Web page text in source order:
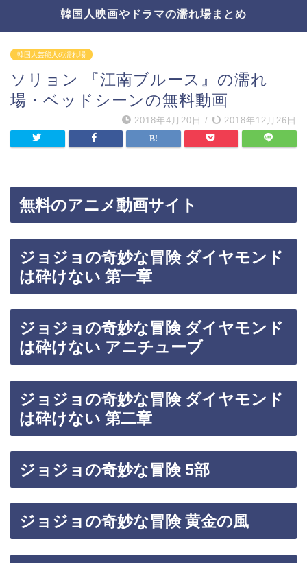
韓国人映画やドラマの濡れ場まとめ
韓国人芸能人の濡れ場
ソリョン 『江南ブルース』の濡れ
場・ベッドシーンの無料動画
2018年4月20日 / 2018年12月26日
無料のアニメ動画サイト
ジョジョの奇妙な冒険 ダイヤモンド
は砕けない 第一章
ジョジョの奇妙な冒険 ダイヤモンド
は砕けない アニチューブ
ジョジョの奇妙な冒険 ダイヤモンド
は砕けない 第二章
ジョジョの奇妙な冒険 5部
ジョジョの奇妙な冒険 黄金の風